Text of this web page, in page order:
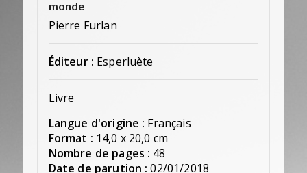
monde
Pierre Furlan
Éditeur : Esperluète
Livre
Langue d'origine : Français
Format : 14,0 x 20,0 cm
Nombre de pages : 48
Date de parution : 02/01/2018